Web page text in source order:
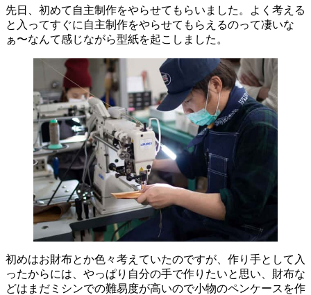
先日、初めて自主制作をやらせてもらいました。よく考える
と入ってすぐに自主制作をやらせてもらえるのって凄いな
ぁ〜なんて感じながら型紙を起こしました。
初めはお財布とか色々考えていたのですが、作り手として入
ったからには、やっぱり自分の手で作りたいと思い、財布な
どはまだミシンでの難易度が高いので小物のペンケースを作